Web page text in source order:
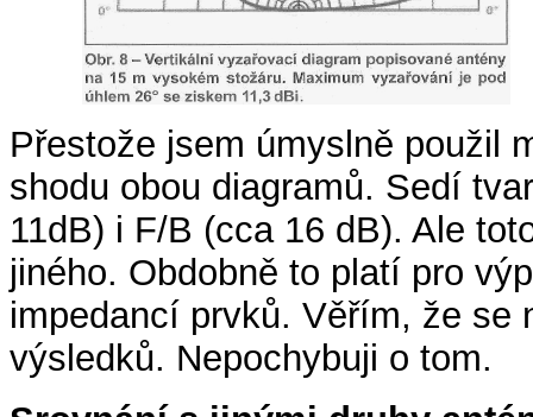
Přestože jsem úmyslně použil
shodu obou diagramů. Sedí
11dB) i F/B (cca 16 dB). Ale
jiného. Obdobně to platí pro
impedancí prvků. Věřím, že se
výsledků. Nepochybuji o tom.